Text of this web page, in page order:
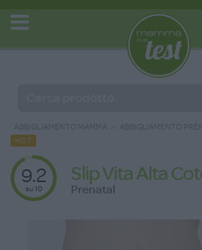
ABBIGLIAMENTO MAMMA ABBIGLIAMENTO
HOT
9.2
su 10
Slip Vita Alta
Prenatal